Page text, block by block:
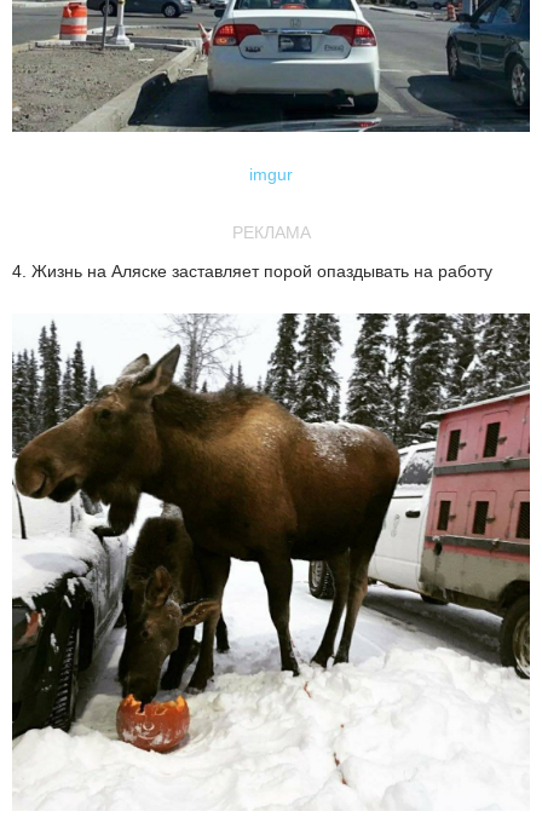
imgur
РЕКЛАМА
4. Жизнь на Аляске заставляет порой опаздывать на работу